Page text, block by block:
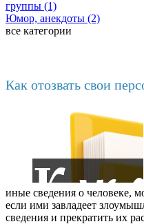
группы (1)
Юмор, анекдоты (2)
все категории
Как отозвать свои
иные сведения о человеке,
если ими завладеет
сведения и прекратить их